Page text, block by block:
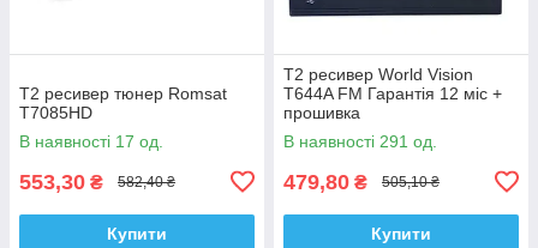
Т2 ресивер тюнер Romsat
T7085HD
В наявності 17 од.
553,30 ₴ 582,40 ₴
Купити
Т2 ресивер World Vision
T644A FM Гарантія 12 міс +
прошивка
В наявності 291 од.
479,80 ₴ 505,10 ₴
Купити